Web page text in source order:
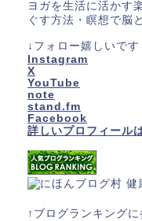
ヨガを生活に活かす
ぐす方法・瞑想で脳
↓フォロー嬉しいです
Instagram
X
YouTube
note
stand.fm
Facebook
詳しいプロフィール
↑ブログランキング